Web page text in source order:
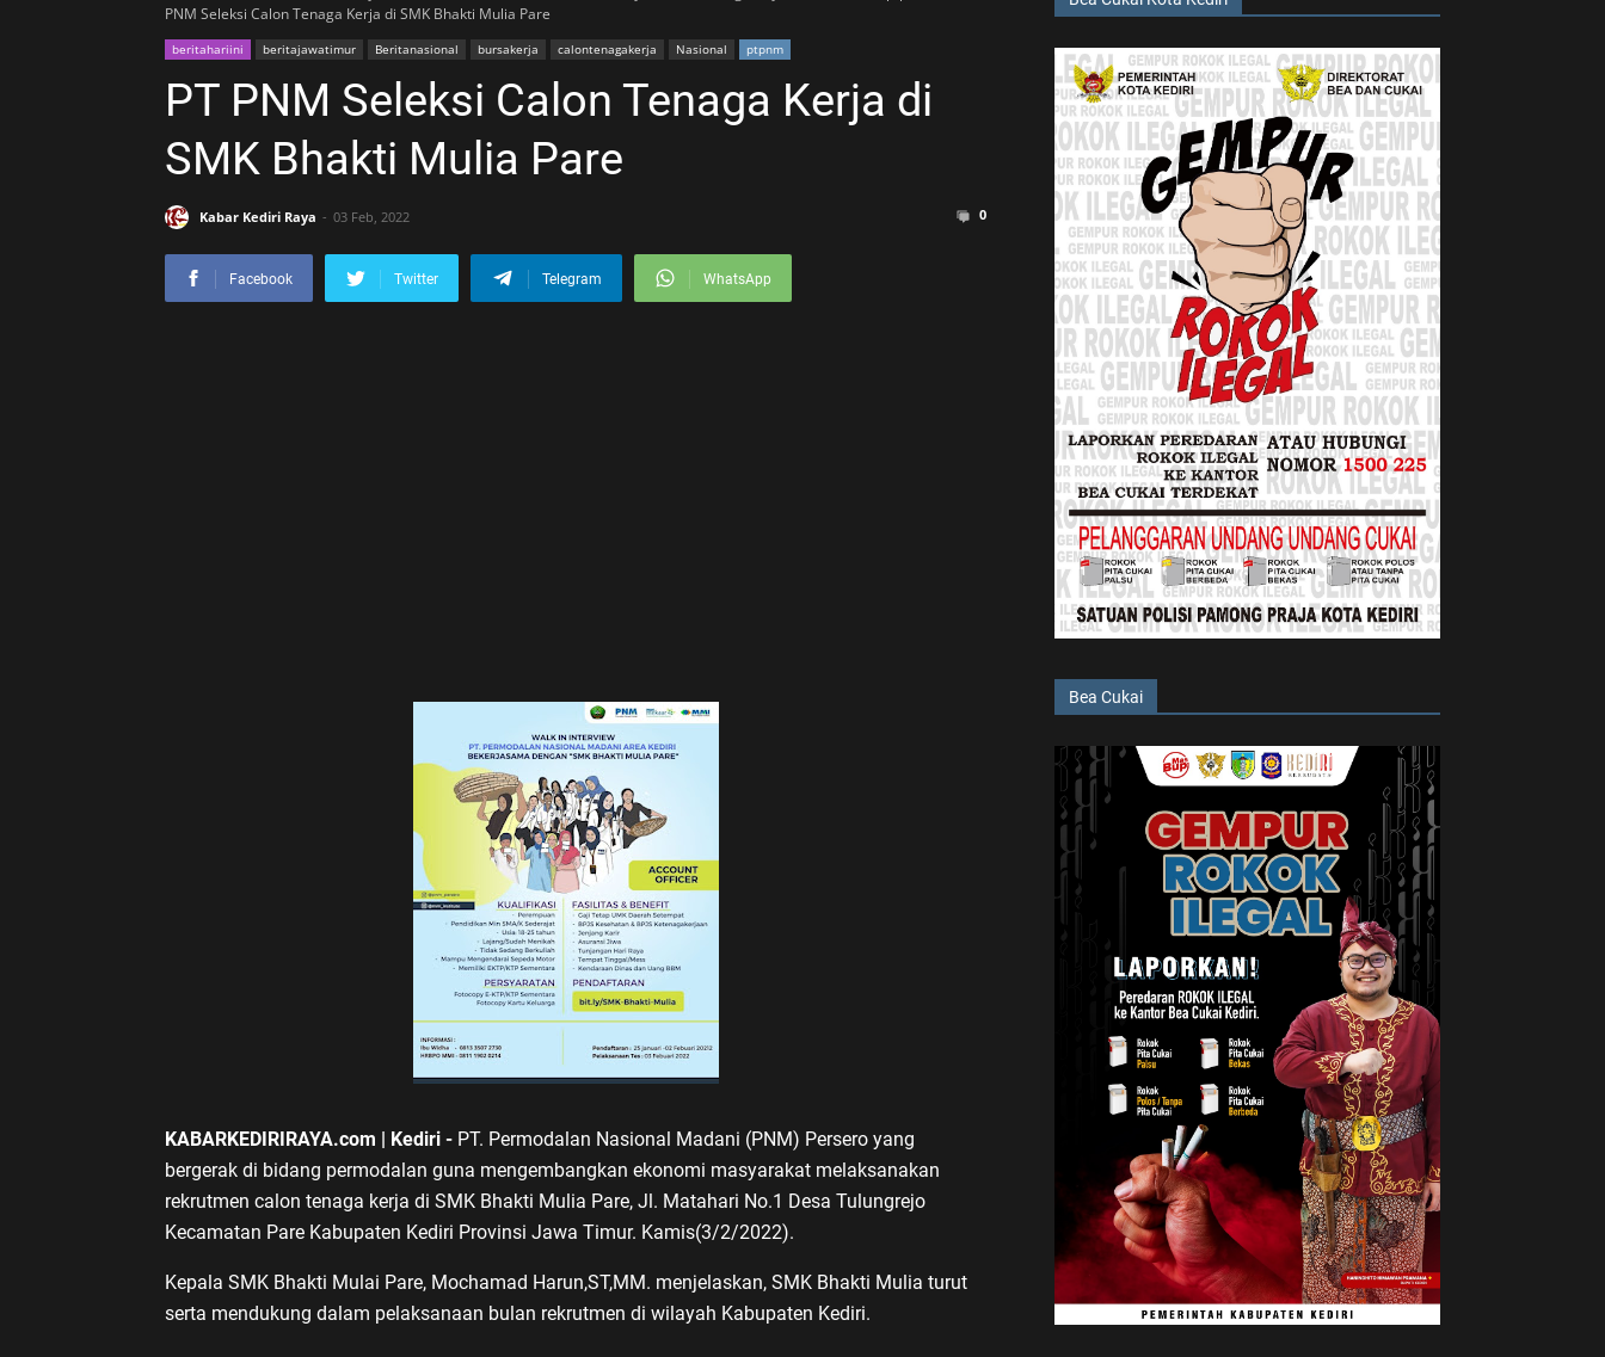
PNM Seleksi Calon Tenaga Kerja di SMK Bhakti Mulia Pare
beritahariini beritajawatimur Beritanasional bursakerja calontenagakerja Nasional ptpnm
PT PNM Seleksi Calon Tenaga Kerja di
SMK Bhakti Mulia Pare
Kabar Kediri Raya 03 Feb, 2022 0
Facebook Twitter Telegram WhatsApp
KABARKEDIRIRAYA.com | Kediri - PT. Permodalan Nasional Madani (PNM) Persero yang
bergerak di bidang permodalan guna mengembangkan ekonomi masyarakat melaksanakan
rekrutmen calon tenaga kerja di SMK Bhakti Mulia Pare, Jl. Matahari No.1 Desa Tulungrejo
Kecamatan Pare Kabupaten Kediri Provinsi Jawa Timur. Kamis(3/2/2022).
Kepala SMK Bhakti Mulai Pare, Mochamad Harun,ST,MM. menjelaskan, SMK Bhakti Mulia turut
serta mendukung dalam pelaksanaan bulan rekrutmen di wilayah Kabupaten Kediri.
Bea Cukai